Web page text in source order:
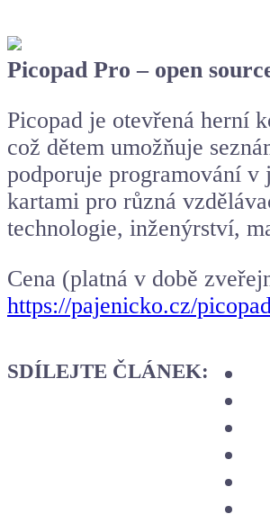
Picopad Pro – open
Picopad je otevřená herní
což dětem umožňuje
podporuje programování
kartami pro různá
technologie, inženýrství,
Cena (platná v době
https://pajenicko.cz/
SDÍLEJTE ČLÁNEK: